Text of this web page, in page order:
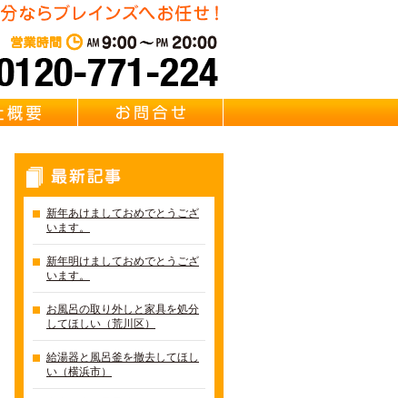
イクル Brainz 取扱い 【風呂釜・浴槽・給湯器・バスタブ・ガ
会社概要
新年あけましておめでとうござ
います。
新年明けましておめでとうござ
います。
お風呂の取り外しと家具を処分
してほしい（荒川区）
給湯器と風呂釜を撤去してほし
い（横浜市）